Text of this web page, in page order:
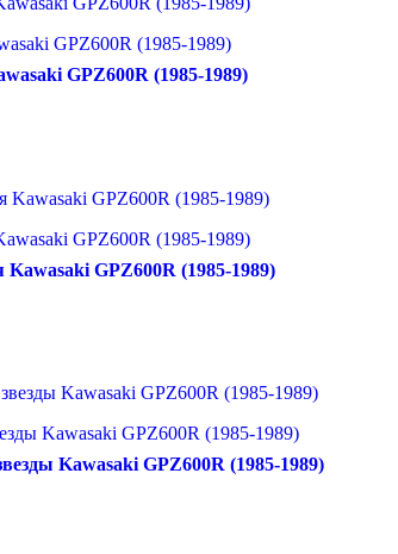
GPZ600R (1985-1989)
GPZ600R (1985-1989)
GPZ600R (1985-1989)
GPZ600R (1985-1989)
Kawasaki GPZ600R (1985-1989)
Kawasaki GPZ600R (1985-1989)